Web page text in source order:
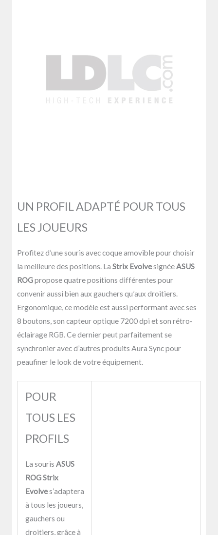
UN PROFIL ADAPTÉ POUR TOUS
LES JOUEURS
Profitez d’une souris avec coque amovible pour choisir
la meilleure des positions. La Strix EvolvesignéeASUS
ROGpropose quatre positions différentes pour
convenir aussi bien aux gauchers qu’aux droitiers.
Ergonomique, ce modèle est aussi performant avec ses
8 boutons, son capteur optique 7200 dpi et son rétro-
éclairage RGB. Ce dernier peut parfaitement se
synchronier avec d’autres produits Aura Sync pour
peaufiner le look de votre équipement.
POUR
TOUS LES
PROFILS
La souris ASUS
ROG Strix
Evolves’adaptera
à tous les joueurs,
gauchers ou
droitiers, grâce à